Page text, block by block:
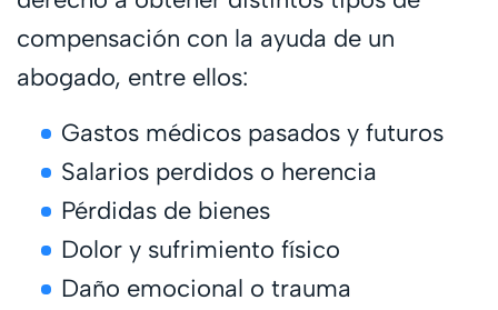
compensación con la ayuda de un
abogado, entre ellos:
Gastos médicos pasados y futuros
Salarios perdidos o herencia
Pérdidas de bienes
Dolor y sufrimiento físico
Daño emocional o trauma